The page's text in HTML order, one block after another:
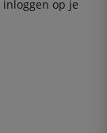
inloggen op je